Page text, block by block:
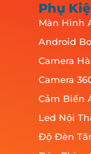
Phụ
Màn Hình
Android
Camera
Camera
Cảm Biến
Led Nội
Độ Đèn